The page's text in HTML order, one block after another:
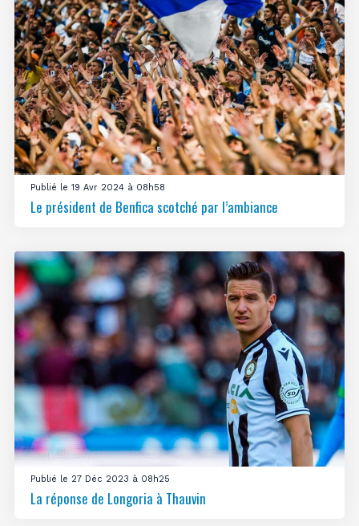
Publié le 19 Avr 2024 à 08h58
Le président de Benfica scotché par l’ambiance
Publié le 27 Déc 2023 à 08h25
La réponse de Longoria à Thauvin